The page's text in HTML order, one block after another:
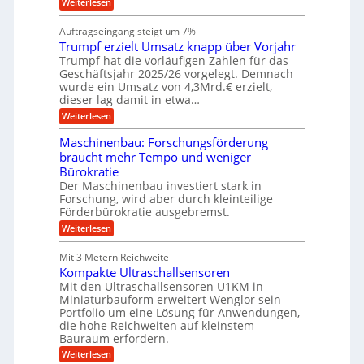
i
e
n
b
a
u
s
a
u
f
i
e
e
n
f
ü
h
r
u
n
g
e
B
S
C
L
w
e
i
t
e
e
n
t
w
i
c
k
e
W
r
t
u
n
g
s
f
r
e
i
e
s
H
y
b
r
i
d
-
u
g
e
l
l
a
g
e
r
Auftragseingang steigt um 7%
Trumpf erzielt Umsatz knapp über Vorjahr
Trumpf hat die vorläufigen Zahlen für das
Geschäftsjahr 2025/26 vorgelegt. Demnach
wurde ein Umsatz von 4,3Mrd.€ erzielt,
dieser lag damit in etwa…
Weiterlesen:
T
u
m
p
f
e
r
z
i
e
t
U
m
s
a
t
z
k
n
Maschinenbau: Forschungsförderung
braucht mehr Tempo und weniger
Bürokratie
Der Maschinenbau investiert stark in
Forschung, wird aber durch kleinteilige
Förderbürokratie ausgebremst.
Weiterlesen:
M
s
c
h
i
n
e
n
b
a
Mit 3 Metern Reichweite
Kompakte Ultraschallsensoren
Mit den Ultraschallsensoren U1KM in
Miniaturbauform erweitert Wenglor sein
Portfolio um eine Lösung für Anwendungen,
die hohe Reichweiten auf kleinstem
Bauraum erfordern.
Weiterlesen: